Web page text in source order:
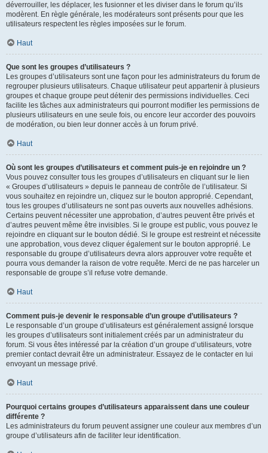
déverrouiller, les déplacer, les fusionner et les diviser dans le forum qu’ils
modèrent. En règle générale, les modérateurs sont présents pour que les
utilisateurs respectent les règles imposées sur le forum.
Haut
Que sont les groupes d’utilisateurs ?
Les groupes d’utilisateurs sont une façon pour les administrateurs du forum de
regrouper plusieurs utilisateurs. Chaque utilisateur peut appartenir à plusieurs
groupes et chaque groupe peut détenir des permissions individuelles. Ceci
facilite les tâches aux administrateurs qui pourront modifier les permissions de
plusieurs utilisateurs en une seule fois, ou encore leur accorder des pouvoirs
de modération, ou bien leur donner accès à un forum privé.
Haut
Où sont les groupes d’utilisateurs et comment puis-je en rejoindre un ?
Vous pouvez consulter tous les groupes d’utilisateurs en cliquant sur le lien
« Groupes d’utilisateurs » depuis le panneau de contrôle de l’utilisateur. Si
vous souhaitez en rejoindre un, cliquez sur le bouton approprié. Cependant,
tous les groupes d’utilisateurs ne sont pas ouverts aux nouvelles adhésions.
Certains peuvent nécessiter une approbation, d’autres peuvent être privés et
d’autres peuvent même être invisibles. Si le groupe est public, vous pouvez le
rejoindre en cliquant sur le bouton dédié. Si le groupe est restreint et nécessite
une approbation, vous devez cliquer également sur le bouton approprié. Le
responsable du groupe d’utilisateurs devra alors approuver votre requête et
pourra vous demander la raison de votre requête. Merci de ne pas harceler un
responsable de groupe s’il refuse votre demande.
Haut
Comment puis-je devenir le responsable d’un groupe d’utilisateurs ?
Le responsable d’un groupe d’utilisateurs est généralement assigné lorsque
les groupes d’utilisateurs sont initialement créés par un administrateur du
forum. Si vous êtes intéressé par la création d’un groupe d’utilisateurs, votre
premier contact devrait être un administrateur. Essayez de le contacter en lui
envoyant un message privé.
Haut
Pourquoi certains groupes d’utilisateurs apparaissent dans une couleur
différente ?
Les administrateurs du forum peuvent assigner une couleur aux membres d’un
groupe d’utilisateurs afin de faciliter leur identification.